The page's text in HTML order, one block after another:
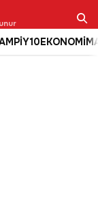
EKONOMİ
Ara